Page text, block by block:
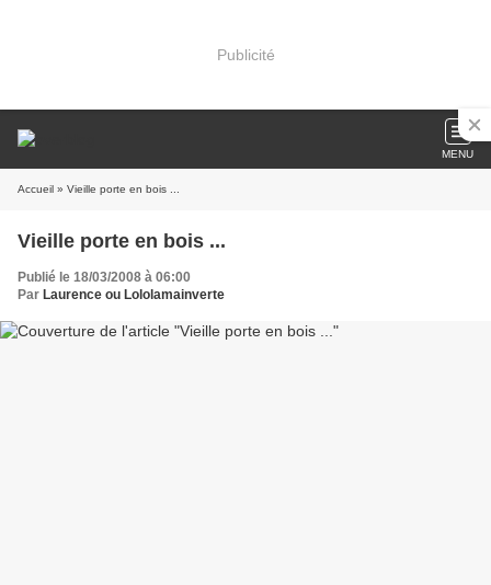
Publicité
MENU
Accueil » Vieille porte en bois ...
Vieille porte en bois ...
Publié le 18/03/2008 à 06:00
Par Laurence ou Lololamainverte